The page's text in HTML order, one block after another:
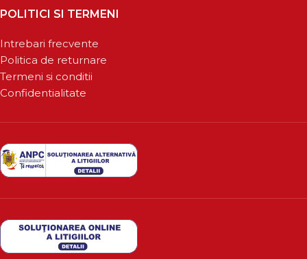
POLITICI SI TERMENI
Intrebari frecvente
Politica de returnare
Termeni si conditii
Confidentialitate